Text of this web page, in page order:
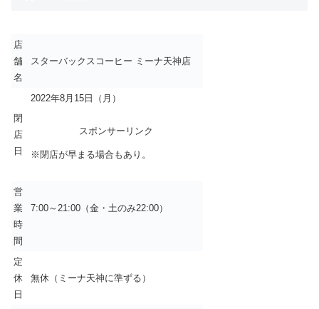
店
舗
名
スターバックスコーヒー ミーナ天神店
閉
店
日
2022年8月15日（月）
スポンサーリンク
※閉店が早まる場合もあり。
営
業
時
間
7:00～21:00（金・土のみ22:00）
定
休
日
無休（ミーナ天神に準ずる）